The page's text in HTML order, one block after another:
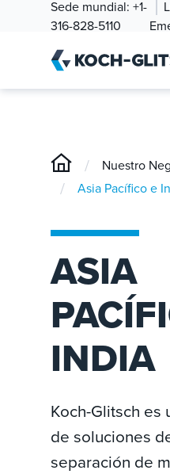
Sede mundial: +1-
316-828-5110
/ Nuestro
/ Asia Pacífico e
ASIA
INDIA
Koch-Glitsch
de soluciones
separación de